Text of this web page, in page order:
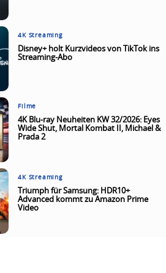
4K Streaming
Disney+ holt Kurzvideos von TikTok ins
Streaming-Abo
Filme
4K Blu-ray Neuheiten KW 32/2026: Eyes
Wide Shut, Mortal Kombat II, Michael &
Prada 2
4K Streaming
Triumph für Samsung: HDR10+
Advanced kommt zu Amazon Prime
Video